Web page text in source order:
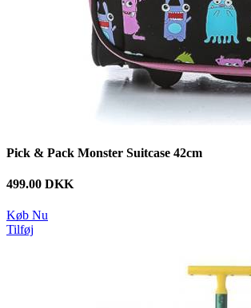
Pick & Pack Monster Suitcase 42cm
499.00 DKK
Køb Nu
Tilføj